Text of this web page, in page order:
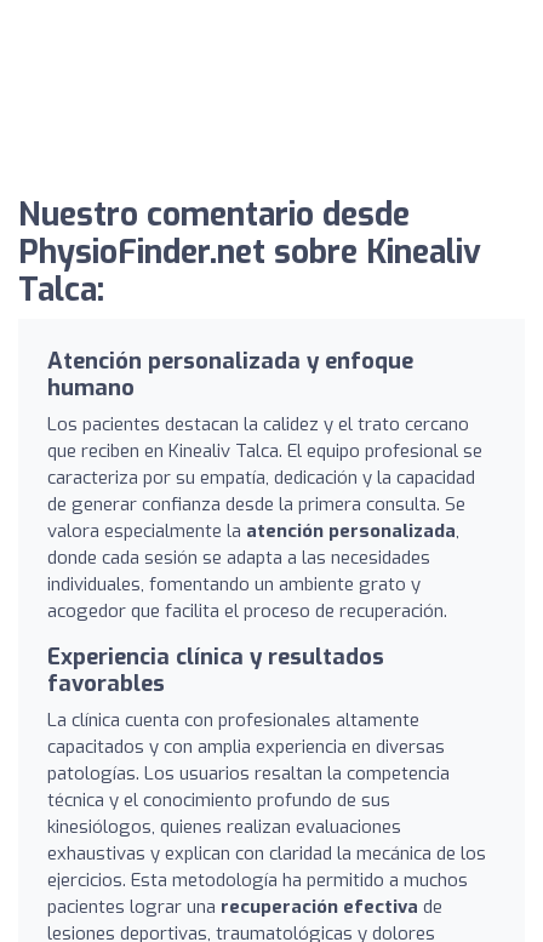
Nuestro comentario desde
PhysioFinder.net sobre Kinealiv
Talca:
Atención personalizada y enfoque
humano
Los pacientes destacan la calidez y el trato cercano
que reciben en Kinealiv Talca. El equipo profesional se
caracteriza por su empatía, dedicación y la capacidad
de generar confianza desde la primera consulta. Se
valora especialmente la atención personalizada,
donde cada sesión se adapta a las necesidades
individuales, fomentando un ambiente grato y
acogedor que facilita el proceso de recuperación.
Experiencia clínica y resultados
favorables
La clínica cuenta con profesionales altamente
capacitados y con amplia experiencia en diversas
patologías. Los usuarios resaltan la competencia
técnica y el conocimiento profundo de sus
kinesiólogos, quienes realizan evaluaciones
exhaustivas y explican con claridad la mecánica de los
ejercicios. Esta metodología ha permitido a muchos
pacientes lograr una recuperación efectiva de
lesiones deportivas, traumatológicas y dolores